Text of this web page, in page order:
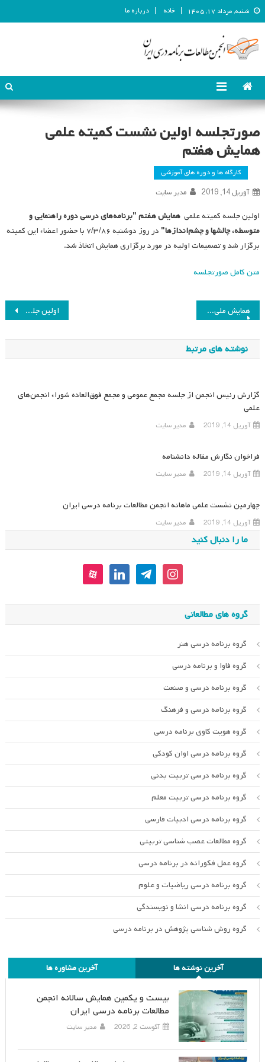
شنبه, مرداد ۱۷, ۱۴۰۵ خانه درباره ما
انجمن مطالعات برنامه درسی ایران
صورتجلسه اولین نشست کمیته علمی
همایش هفتم
کارگاه ها و دوره های آموزشی
آوریل 14, 2019 مدیر سایت
اولین جلسه کمیته علمی همایش هفتم "برنامه‌های درسی دوره راهنمایی و
متوسطه، چالشها و چشم‌اندازها"
در روز دوشنبه ۷/۳/۸۶ با حضور اعضاء این کمیته
برگزار شد و تصمیمات اولیه در مورد برگزاری همایش اتخاذ شد.
متن کامل صورتجلسه
راهبری
نوشته
اولین جلسه کمیته علمی همایش هفتم همایش ملی بهره‌وری منابع انسانی در آموزش و پرورش
نوشته های مرتبط
گزارش رئیس انجمن از جلسه مجمع عمومی و مجمع فوق‌العاده شوراء انجمن‌های
علمی
آوریل 14, 2019 مدیر سایت
فراخوان نگارش مقاله دانشنامه
آوریل 14, 2019 مدیر سایت
چهارمین نشست علمی ماهانه انجمن مطالعات برنامه درسی ایران
آوریل 14, 2019 مدیر سایت
ما را دنبال کنید
instagram
telegram
linkedin
aparat
گروه های مطالعاتی
گروه برنامه درسی هنر
گروه فاوا و برنامه درسی
گروه برنامه درسی و صنعت
گروه برنامه درسی و فرهنگ
گروه هویت کاوی برنامه درسی
گروه برنامه درسی اوان کودکی
گروه برنامه درسی تربیت بدنی
گروه برنامه درسی تربیت معلم
گروه برنامه درسی ادبیات فارسی
گروه مطالعات عصب شناسی تربیتی
گروه عمل فکورانه در برنامه درسی
گروه برنامه درسی ریاضیات و علوم
گروه برنامه درسی انشا و نویسندگی
گروه روش شناسی پژوهش در برنامه درسی
آخرین نوشته ها آخرین مشاوره ها
بیست و یکمین همایش سالانه انجمن
مطالعات برنامه درسی ایران
آگوست 2, 2026 مدیر سایت